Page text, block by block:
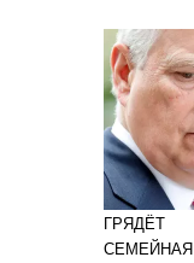
ГРЯДЁТ
СЕМЕЙНАЯ